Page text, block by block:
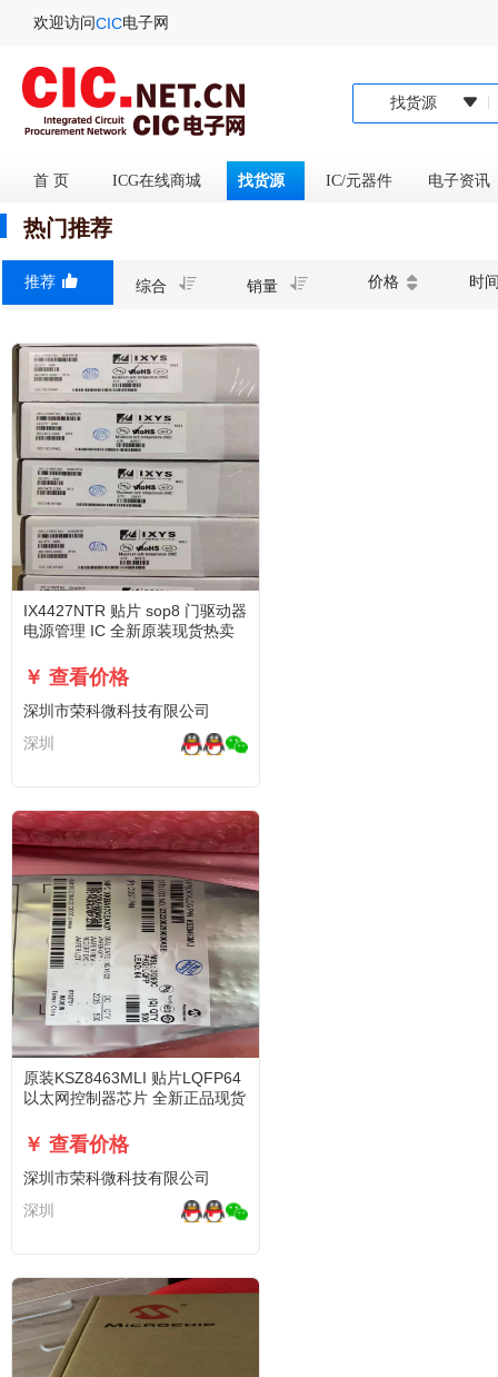
欢迎访问CIC电子网
找货源
首 页 ICG在线商城 找货源 IC/元器件 电子资
热门推荐
推荐 综合 销量 价格 时
IX4427NTR 贴片 sop8 门驱动器
电源管理 IC 全新原装现货热卖
￥ 查看价格
深圳市荣科微科技有限公司
深圳
原装KSZ8463MLI 贴片LQFP64
以太网控制器芯片 全新正品现货
￥ 查看价格
深圳市荣科微科技有限公司
深圳